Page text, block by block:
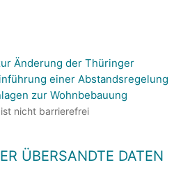
Änderung der Thüringer
einer Abstandsregelung
zur Wohnbebauung
nicht barrierefrei
ÜBERSANDTE DATEN